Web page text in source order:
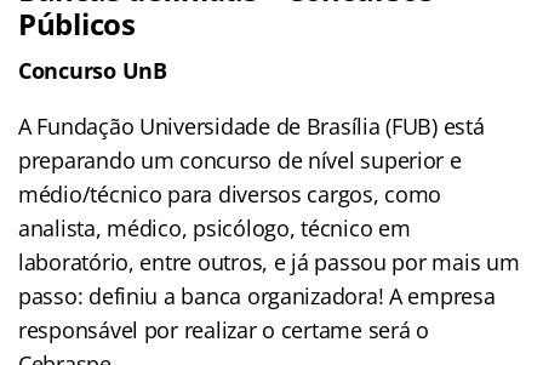
Públicos
Concurso UnB
A Fundação Universidade de Brasília (FUB) está
preparando um concurso de nível superior e
médio/técnico para diversos cargos, como
analista, médico, psicólogo, técnico em
laboratório, entre outros, e já passou por mais um
passo: definiu a banca organizadora! A empresa
responsável por realizar o certame será o